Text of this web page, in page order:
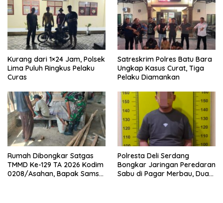
Kurang dari 1×24 Jam, Polsek
Lima Puluh Ringkus Pelaku
Curas
Satreskrim Polres Batu Bara
Ungkap Kasus Curat, Tiga
Pelaku Diamankan
Rumah Dibongkar Satgas
TMMD Ke-129 TA 2026 Kodim
0208/Asahan, Bapak Samsul
Polresta Deli Serdang
Bongkar Jaringan Peredaran
Sabu di Pagar Merbau, Dua